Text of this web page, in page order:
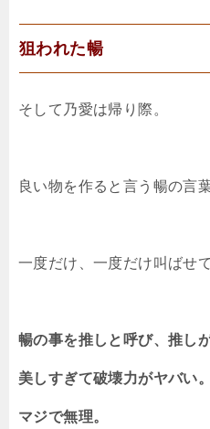
狙われた暢
そして乃愛は帰り際。
良い物を作ると言う暢の言
一度だけ、一度だけ叫ばせ
暢の事を推しと呼び、推し
美しすぎて破壊力がヤバい。
マジで無理。